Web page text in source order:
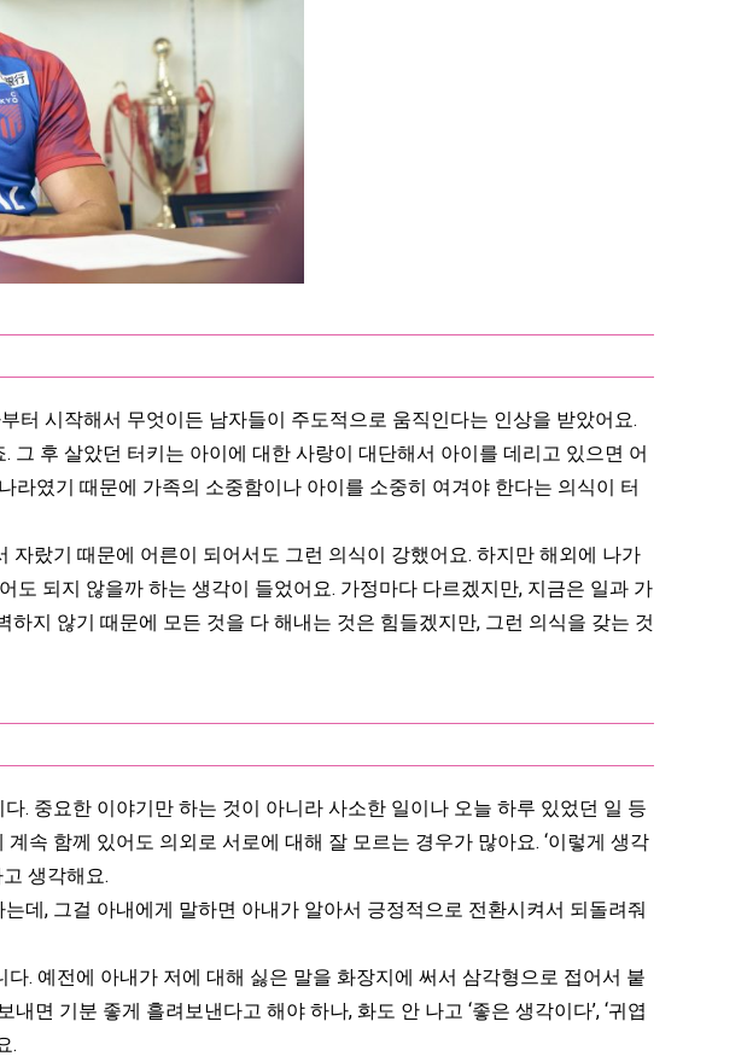
시작해서 무엇이든 남자들이 주도적으로 움직인다는 인상을 받았어요.
후 살았던 터키는 아이에 대한 사랑이 대단해서 아이를 데리고 있으면 어
라였기 때문에 가족의 소중함이나 아이를 소중히 여겨야 한다는 의식이 터
랐기 때문에 어른이 되어서도 그런 의식이 강했어요. 하지만 해외에 나가
도 되지 않을까 하는 생각이 들었어요. 가정마다 다르겠지만, 지금은 일과 가
지 않기 때문에 모든 것을 다 해내는 것은 힘들겠지만, 그런 의식을 갖는 것
. 중요한 이야기만 하는 것이 아니라 사소한 일이나 오늘 하루 있었던 일 등
속 함께 있어도 의외로 서로에 대해 잘 모르는 경우가 많아요. ‘이렇게 생각
생각해요.
데, 그걸 아내에게 말하면 아내가 알아서 긍정적으로 전환시켜서 되돌려줘
. 예전에 아내가 저에 대해 싫은 말을 화장지에 써서 삼각형으로 접어서 붙
면 기분 좋게 흘려보낸다고 해야 하나, 화도 안 나고 ‘좋은 생각이다’, ‘귀엽
.